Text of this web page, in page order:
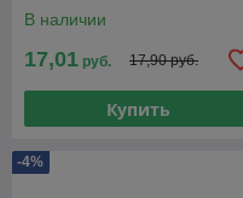
В наличии
17,01 руб. 17,90 руб.
Купить
-4%